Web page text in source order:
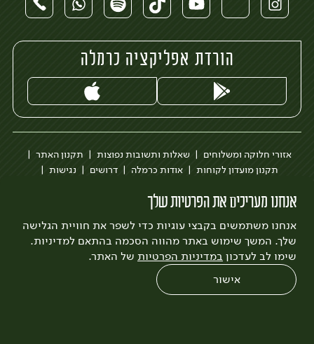
אנחנו מעריכים את הפרטיות שלך
אנחנו משתמשים בקבצי עוגיות כדי לשפר את חוויית הגלישה
שלך. המשך שימוש באתר מהווה הסכמה בהתאם למדיניות.
שימו לב לעדכון במדיניות הפרטיות של האתר.
אישור
הורדת אפליקציה כרמלה
אזורי חלוקה ומשלוחים שאלות ותשובות נפוצות
תקנון האתר
תקנון מועדון לקוחות
אודות כרמלה דרושים
נגישות
לצפייה בעדכון מדיניות פרטיות
עיצוב:3bears פיתוח:Quatro